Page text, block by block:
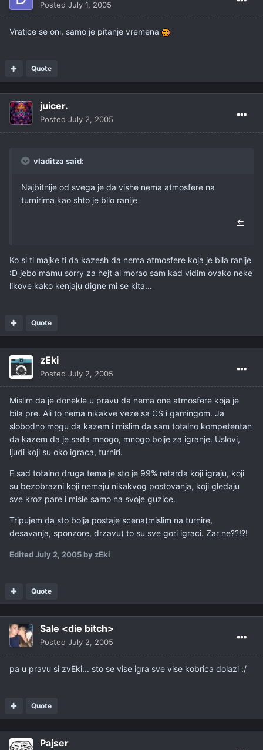
Posted July 1, 2005
Vratice se oni, samo je pitanje vremena
Quote
juicer.
Posted July 2, 2005
vladitza said:
Najbitnije od svega je da vishe nema atmosfere na
turnirima kao shto je bilo ranije
←
Ko si ti majke ti da kazesh da nema atmosfere koja je bila ranije
:D jebo mamu sorry za hejt al morao sam kad vidim ovako neke
likove kako kenjaju digne mi se kita...
Quote
zEki
Posted July 2, 2005
Mislim da je donekle u pravu da nema one atmosfere koja je
bila pre. Ali to nema nikakve veze sa CS i gamingom. Ja
slobodno mogu da kazem i mislim da sam totalno kompetentan
da kazem da je sada mnogo, mnogo bolje za igranje. Uslovi,
ljudi koji su oko igraca, turniri.
E sad totalno druga tema je sto je 99% retarda koji igraju, koji
su bezobrazni koji nemaju nikakvog postovanja, koji gledaju
sve kroz pare i misle samo na svoje guzice.
Tripujem da sto bolja postaje scena(mislim na turnire,
desavanja, sponzore, drzavu) to su sve gori igraci. Zar ne??!?!
EditedJuly 2, 2005 by zEki
Quote
Sale <die bitch>
Posted July 2, 2005
pa u pravu si zvEki... sto se vise igra sve vise kobrica dolazi :/
Quote
Pajser